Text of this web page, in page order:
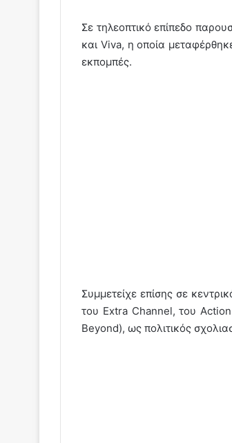
Σε τηλεοπτικό επίπεδο
και Viva, η οποία
εκπομπές.
Συμμετείχε επίσης σε
του Extra Channel, του
Beyond), ως πολιτικός